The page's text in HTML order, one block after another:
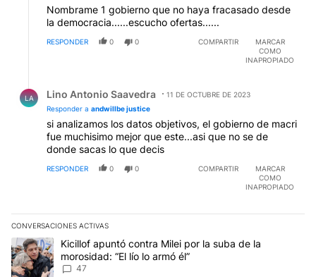
Nombrame 1 gobierno que no haya fracasado desde
la democracia......escucho ofertas......
RESPONDER 0 0 COMPARTIR
MARCAR
COMO
INAPROPIADO
LA Lino Antonio Saavedra
11 DE OCTUBRE DE 2023
Responder a andwillbe justice
si analizamos los datos objetivos, el gobierno de macri
fue muchisimo mejor que este...asi que no se de
donde sacas lo que decis
RESPONDER 0 0 COMPARTIR
MARCAR
COMO
INAPROPIADO
CONVERSACIONES ACTIVAS
Este listado muestra los artículos con más comentarios en los
Un artículo de tendencia con el título "Kicillof apuntó contra Milei
Kicillof apuntó contra Milei por la suba de la
morosidad: “El lío lo armó él”
47